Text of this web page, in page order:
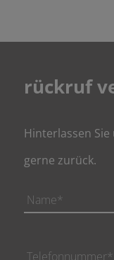
rückruf
Hinterlassen
gerne zurück.